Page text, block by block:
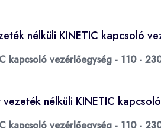
nélküli KINETIC kapcsoló
kapcsoló vezérlőegység - 110 -
vezeték nélküli KINETIC
kapcsoló vezérlőegység - 110 -